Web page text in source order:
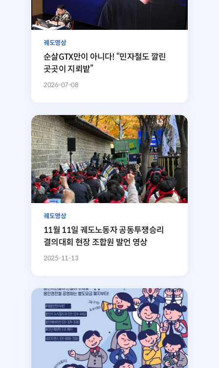
궤도영상
순살GTX만이 아니다! “민자철도 깔린
곳곳이 지뢰밭”
2026-07-08
궤도영상
11월 11일 궤도노동자 공동투쟁승리
결의대회 현장 조합원 발언 영상
2025-11-13